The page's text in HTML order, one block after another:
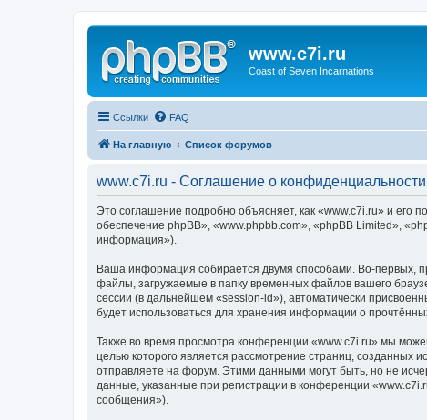
www.c7i.ru
Coast of Seven Incarnations
Ссылки FAQ
На главную Список форумов
www.c7i.ru - Соглашение о конфиденциальности
Это соглашение подробно объясняет, как «www.c7i.ru» и
обеспечение phpBB», «www.phpbb.com», «phpBB Limited»,
информация»).
Ваша информация собирается двумя способами. Во-первых,
файлы, загружаемые в папку временных файлов вашего
сессии (в дальнейшем «session-id»), автоматически
будет использоваться для хранения информации о
Также во время просмотра конференции «www.c7i.ru» мы
целью которого является рассмотрение страниц,
отправляете на форум. Этими данными могут быть, но не
данные, указанные при регистрации в конференции
сообщения»).